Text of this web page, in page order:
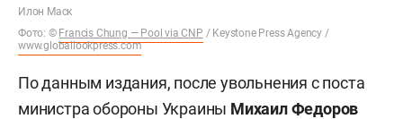
Илон Маск
Фото: © Francis Chung — Pool via CNP / Keystone Press Agency /
www.globallookpress.com
По данным издания, после увольнения с поста
министра обороны Украины Михаил Федоров